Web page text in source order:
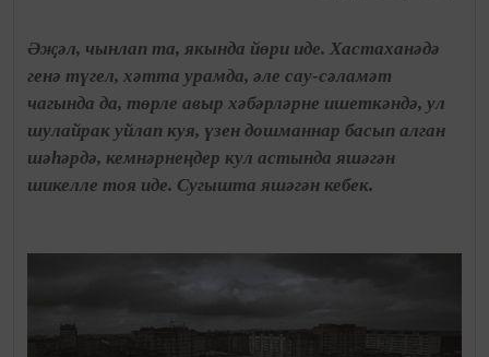
Әҗәл, чынлап та, якында йөри иде. Хастаханәдә
генә түгел, хәтта урамда, әле сау-сәламәт
чагында да, төрле авыр хәбәрләрне ишеткәндә, ул
шулайрак уйлап куя, үзен дошманнар басып алган
шәһәрдә, кемнәрнеңдер кул астында яшәгән
шикелле тоя иде. Сугышта яшәгән кебек.